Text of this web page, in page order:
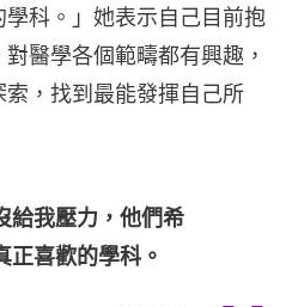
科。」她表示自己目前抱
醫學各個範疇都有興趣，
，找到最能發揮自己所
給我壓力，他們希
正喜歡的學科。